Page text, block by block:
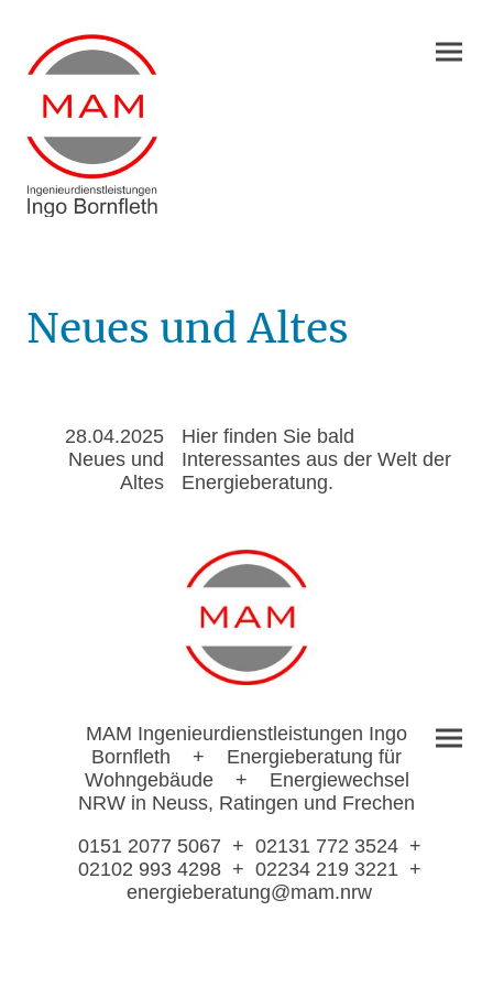
Neues und Altes
28.04.2025
Neues und
Altes
Hier finden Sie bald
Interessantes aus der Welt der
Energieberatung.
MAM Ingenieurdienstleistungen Ingo
Bornfleth + Energieberatung für
Wohngebäude + Energiewechsel
NRW in Neuss, Ratingen und Frechen
0151 2077 5067 + 02131 772 3524 +
02102 993 4298 + 02234 219 3221 +
energieberatung@mam.nrw